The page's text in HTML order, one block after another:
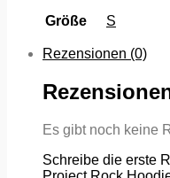
Größe S
Rezensionen (0)
Es gibt noch keine
Schreibe die erste